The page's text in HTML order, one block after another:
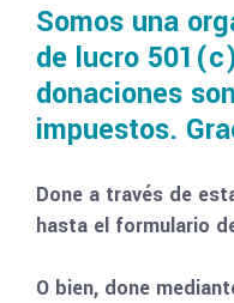
Somos una
de lucro
donaciones
impuestos.
Done a través de
hasta el formulario
O bien, done